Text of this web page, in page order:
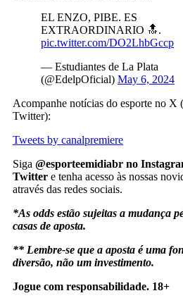
EL ENZO, PIBE. ES
EXTRAORDINARIO 🔝.
pic.twitter.com/DO2LhbGccp
— Estudiantes de La Plata
(@EdelpOficial) May 6, 2024
Acompanhe notícias do esporte no X
Twitter):
Tweets by canalpremiere
Siga @esporteemidiabr no
Twitter e tenha acesso às nossas
através das redes sociais.
*As odds estão sujeitas a mudança
casas de aposta.
** Lembre-se que a aposta é uma
diversão, não um investimento.
Jogue com responsabilidade. 18+